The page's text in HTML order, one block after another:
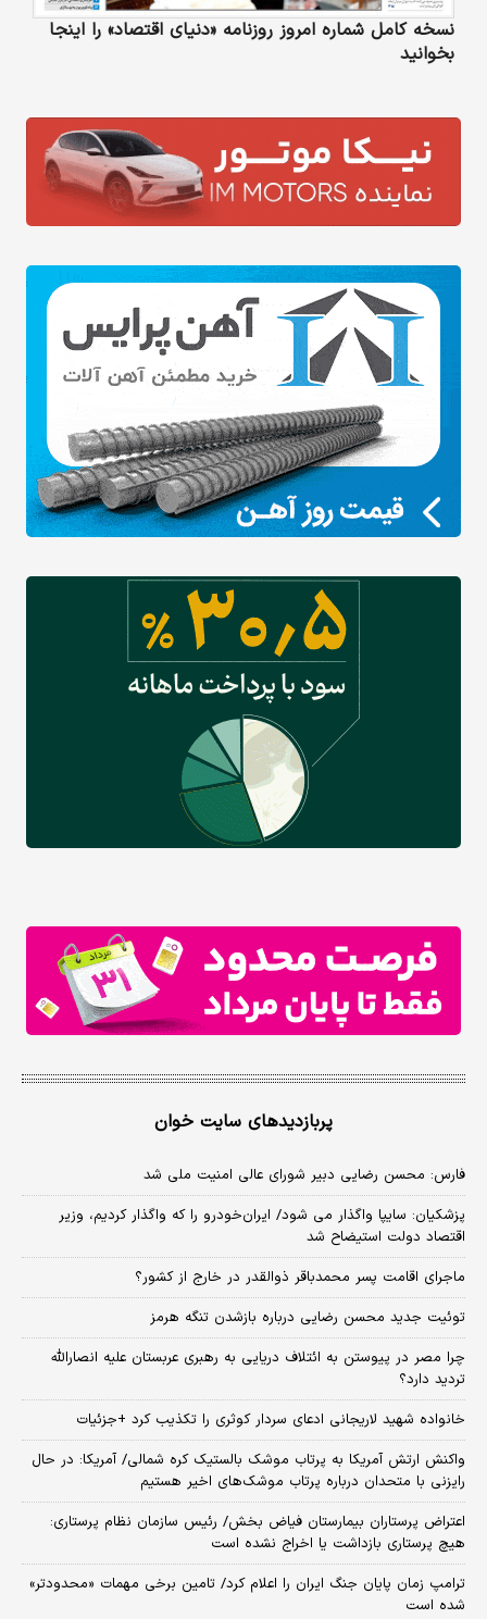
نسخه کامل شماره امروز روزنامه «دنیای‌ اقتصاد» را اینجا
بخوانید
پربازدیدهای سایت خوان
فارس: محسن رضایی دبیر شورای عالی امنیت ملی شد
پزشکیان: سایپا واگذار می شود/ ایران‌خودرو را که واگذار کردیم، وزیر
اقتصاد دولت استیضاح شد
ماجرای اقامت پسر محمدباقر ذوالقدر در خارج از کشور؟
توئیت جدید محسن رضایی درباره بازشدن تنگه هرمز
چرا مصر در پیوستن به ائتلاف دریایی به رهبری عربستان علیه انصارالله
تردید دارد؟
خانواده شهید لاریجانی ادعای سردار کوثری را تکذیب کرد +جزئیات
واکنش ارتش آمریکا به پرتاب موشک بالستیک کره شمالی/ آمریکا: در حال
رایزنی با متحدان درباره پرتاب موشک‌های اخیر هستیم
اعتراض پرستاران بیمارستان فیاض بخش/ رئیس سازمان نظام پرستاری:
هیچ پرستاری بازداشت یا اخراج نشده است
ترامپ زمان پایان جنگ ایران را اعلام کرد/ تامین برخی مهمات «محدودتر»
شده است